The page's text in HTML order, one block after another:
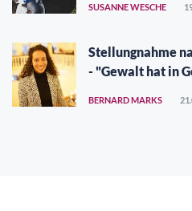
SUSANNE WESCHE
Stellungnahme
- "Gewalt hat in
BERNARD MARKS